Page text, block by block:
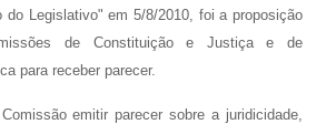
do Legislativo" em 5/8/2010, foi a proposição
de Constituição e Justiça e de
para receber parecer.
emitir parecer sobre a juridicidade,